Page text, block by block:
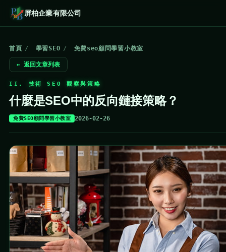
屏柏企業有限公司
首頁 / 學習SEO / 免費seo顧問學習小教室
← 返回文章列表
II. 技術 SEO 觀察與策略
什麼是SEO中的反向鏈接策略？
免費SEO顧問學習小教室 2026-02-26